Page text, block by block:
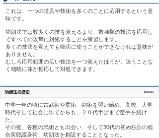
これは、一つの道具や技術を多くのことに応用するという意
味です。
功朗法では数多くの技を覚えるより、数種類の技法を応用し
てすべての攻撃に対処することを練習します。
多くの技法を覚えても咄嗟に使うことができなければ意味が
ありません。
むしろ応用範囲の広い技法を一つ覚えたほうが、迷うことな
く咄嗟に体が反応して対処できます。
中学一年の頃に古武術や柔術、剣術を習い始め、高校、大学
時代そして社会に出てからも、２０代半ばまで空手を続け
た。
その後、各種の武術とも出会い、そして30代の初め独自の総
合実戦護身術、功朗法を創設することとなった。